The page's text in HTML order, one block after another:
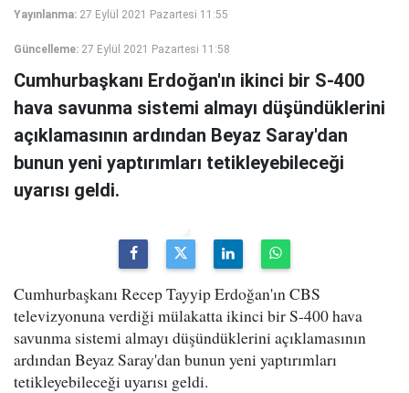
Yayınlanma: 27 Eylül 2021 Pazartesi 11:55
Güncelleme: 27 Eylül 2021 Pazartesi 11:58
Cumhurbaşkanı Erdoğan'ın ikinci bir S-400
hava savunma sistemi almayı düşündüklerini
açıklamasının ardından Beyaz Saray'dan
bunun yeni yaptırımları tetikleyebileceği
uyarısı geldi.
Cumhurbaşkanı Recep Tayyip Erdoğan'ın CBS
televizyonuna verdiği mülakatta ikinci bir S-400 hava
savunma sistemi almayı düşündüklerini açıklamasının
ardından Beyaz Saray'dan bunun yeni yaptırımları
tetikleyebileceği uyarısı geldi.